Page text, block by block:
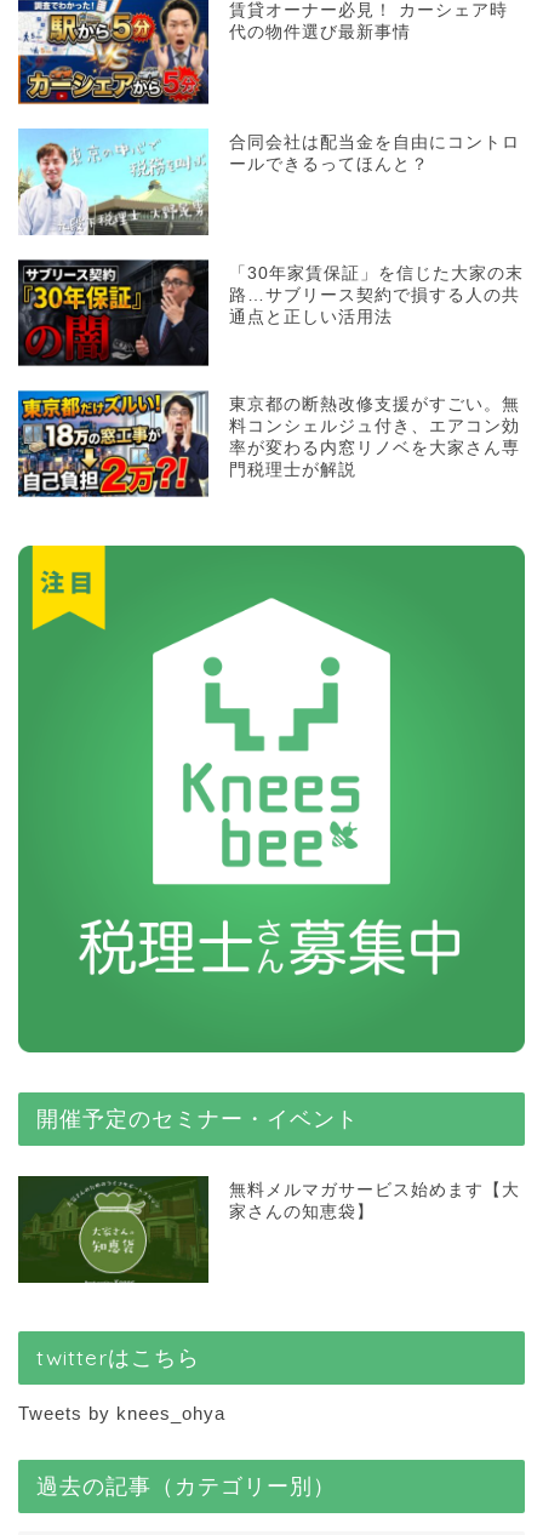
賃貸オーナー必見！ カーシェア時
代の物件選び最新事情
合同会社は配当金を自由にコントロ
ールできるってほんと？
「30年家賃保証」を信じた大家の末
路…サブリース契約で損する人の共
通点と正しい活用法
東京都の断熱改修支援がすごい。無
料コンシェルジュ付き、エアコン効
率が変わる内窓リノベを大家さん専
門税理士が解説
開催予定のセミナー・イベント
無料メルマガサービス始めます【大
家さんの知恵袋】
twitterはこちら
Tweets by knees_ohya
過去の記事（カテゴリー別）